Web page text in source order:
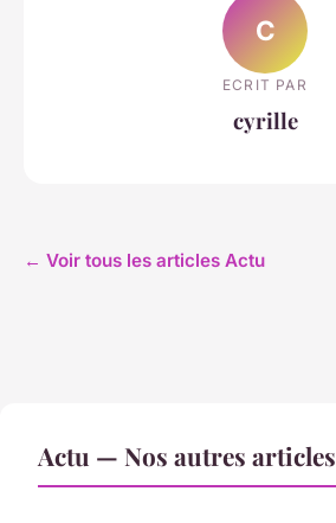
C
ECRIT PAR
cyrille
← Voir tous les articles Actu
Actu — Nos autres articles